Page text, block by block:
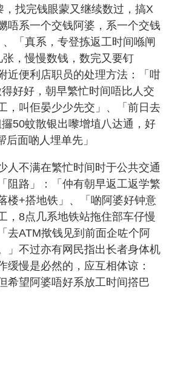
，找完钱眼蒙又继续数过，搞X
唔系一个交钱阿婆，系一个交钱
「真系，专登拣返工时间喺闸
，慢慢数钱，数完又要钉
近便利店职员的处理方法：「咁
好好，朝早繁忙时间唔比人交
，叫佢晏少少先交」、「前日去
50蚊散银出嚟增埴八达通，好
面啲人埋单先」
人不满在繁忙时间时于公共交通
阻路」：「仲有朝早返工返学繁
楼+搭地铁」、「啲阿婆好钟意
，8点几系地铁站拖住部车仔慢
去ATM揿钱见到前面企咗个阿
」不过亦有网民指出长者身体机
缓慢是必然的，应互相体谅：
希望阿婆唔好系放工时间撘巴